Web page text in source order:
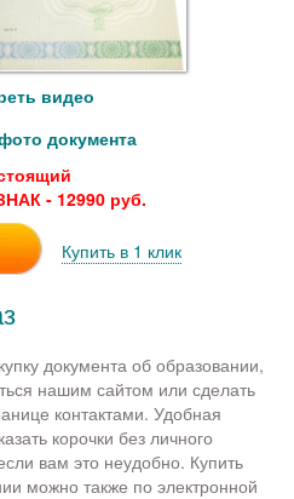
видео
документа
- 12990 руб.
Купить в 1 клик
документа об образовании,
нашим сайтом или сделать
контактами. Удобная
корочки без личного
вам это неудобно. Купить
можно также по электронной